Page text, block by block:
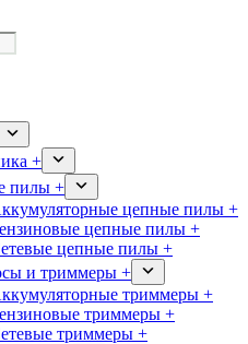
+
пилы +
цепные пилы +
цепные пилы +
цепные пилы +
и триммеры +
триммеры +
триммеры +
триммеры +